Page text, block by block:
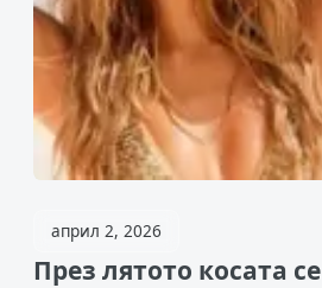
април 2, 2026
През лятото косата се